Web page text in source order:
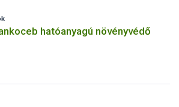
hatóanyagú növényvédő